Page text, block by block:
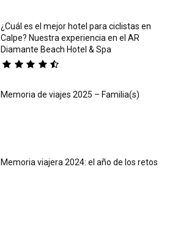
¿Cuál es el mejor hotel para ciclistas en
Calpe? Nuestra experiencia en el AR
Diamante Beach Hotel & Spa
Memoria de viajes 2025 – Familia(s)
Memoria viajera 2024: el año de los retos